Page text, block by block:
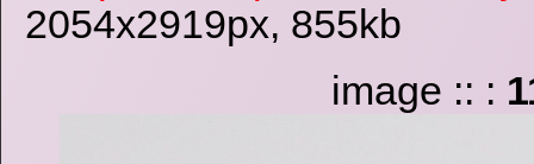
2054x2919px, 855kb
image :: :